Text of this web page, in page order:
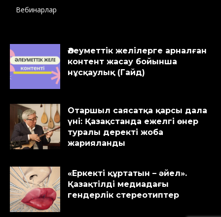
Вебинарлар
Әлеуметтік желілерге арналған
контент жасау бойынша
нұсқаулық (Гайд)
Отаршыл саясатқа қарсы дала
үні: Қазақстанда ежелгі өнер
туралы деректі жоба
жарияланды
«Еркекті құртатын – әйел».
Қазақтілді медиадағы
гендерлік стереотиптер